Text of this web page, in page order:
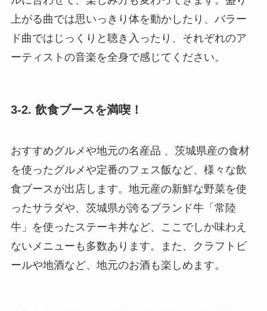
上がる曲では思いっきり体を動かしたり、バラー
ド曲ではじっくりと聴き入ったり、それぞれのア
ーティストの音楽を全身で感じてください。
3-2. 飲食ブースを満喫！
おすすめグルメや地元の名産品 、茨城県産の食材
を使ったグルメや定番のフェス飯など、様々な飲
食ブースが出店します。地元産の新鮮な野菜を使
ったサラダや、茨城県が誇るブランド牛「常陸
牛」を使ったステーキ丼など、ここでしか味わえ
ないメニューも多数あります。また、クラフトビ
ールや地酒など、地元のお酒も楽しめます。